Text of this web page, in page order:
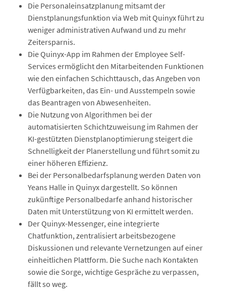
Die Personaleinsatzplanung mitsamt der
Dienstplanungsfunktion via Web mit Quinyx führt zu
weniger administrativen Aufwand und zu mehr
Zeitersparnis.
Die Quinyx-App im Rahmen der Employee Self-
Services ermöglicht den Mitarbeitenden Funktionen
wie den einfachen Schichttausch, das Angeben von
Verfügbarkeiten, das Ein- und Ausstempeln sowie
das Beantragen von Abwesenheiten.
Die Nutzung von Algorithmen bei der
automatisierten Schichtzuweisung im Rahmen der
KI-gestützten Dienstplanoptimierung steigert die
Schnelligkeit der Planerstellung und führt somit zu
einer höheren Effizienz.
Bei der Personalbedarfsplanung werden Daten von
Yeans Halle in Quinyx dargestellt. So können
zukünftige Personalbedarfe anhand historischer
Daten mit Unterstützung von KI ermittelt werden.
Der Quinyx-Messenger, eine integrierte
Chatfunktion, zentralisiert arbeitsbezogene
Diskussionen und relevante Vernetzungen auf einer
einheitlichen Plattform. Die Suche nach Kontakten
sowie die Sorge, wichtige Gespräche zu verpassen,
fällt so weg.